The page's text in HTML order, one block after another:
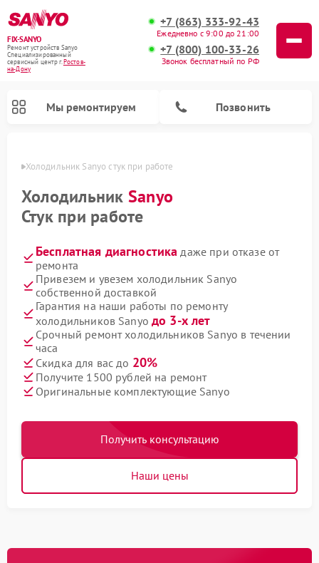
FIX-SANYO
Ремонт устройств Sanyo
Специализированный
cервисный центр г.Ростов-
на-Дону
+7 (863) 333-92-43
Ежедневно с 9:00 до 21:00
+7 (800) 100-33-26
Звонок бесплатный по РФ
Мы ремонтируем Позвонить
Холодильник Sanyo стук при работе
Холодильник Sanyo
Стук при работе
Бесплатная диагностика даже при отказе от
ремонта
Привезем и увезем холодильник Sanyo
собственной доставкой
Гарантия на наши работы по ремонту
холодильников Sanyoдо 3-х лет
Срочный ремонт холодильников Sanyo в течении
часа
Скидка для вас до 20%
Получите 1500 рублей на ремонт
Оригинальные комплектующие Sanyo
Получить консультацию
Наши цены